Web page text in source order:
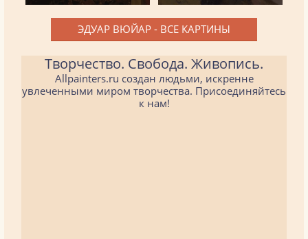
ЭДУАР ВЮЙАР - ВСЕ КАРТИНЫ
Творчество. Свобода. Живопись.
Allpainters.ru создан людьми, искренне
увлеченными миром творчества. Присоединяйтесь
к нам!